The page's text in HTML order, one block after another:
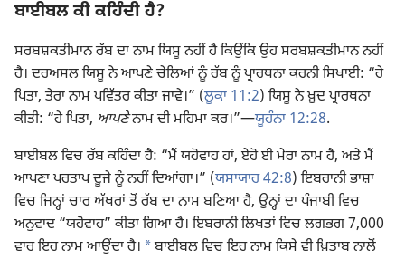
ਬਾਈਬਲ ਕੀ ਕਹਿੰਦੀ ਹੈ?
ਸਰਬਸ਼ਕਤੀਮਾਨ ਰੱਬ ਦਾ ਨਾਮ ਯਿਸੂ ਨਹੀਂ ਹੈ ਕਿਉਂਕਿ ਉਹ ਸਰਬਸ਼ਕਤੀਮਾਨ ਨਹੀਂ
ਹੈ। ਦਰਅਸਲ ਯਿਸੂ ਨੇ ਆਪਣੇ ਚੇਲਿਆਂ ਨੂੰ ਰੱਬ ਨੂੰ ਪ੍ਰਾਰਥਨਾ ਕਰਨੀ ਸਿਖਾਈ: “ਹੇ
ਪਿਤਾ, ਤੇਰਾ ਨਾਮ ਪਵਿੱਤਰ ਕੀਤਾ ਜਾਵੇ।” (ਲੂਕਾ 11:2) ਯਿਸੂ ਨੇ ਖ਼ੁਦ ਪ੍ਰਾਰਥਨਾ
ਕੀਤੀ: “ਹੇ ਪਿਤਾ, ਆਪਣੇਨਾਮ ਦੀ ਮਹਿਮਾ ਕਰ।”​—ਯੂਹੰਨਾ 12:28.
ਬਾਈਬਲ ਵਿਚ ਰੱਬ ਕਹਿੰਦਾ ਹੈ: “ਮੈਂ ਯਹੋਵਾਹ ਹਾਂ, ਏਹੋ ਈ ਮੇਰਾ ਨਾਮ ਹੈ, ਅਤੇ ਮੈਂ
ਆਪਣਾ ਪਰਤਾਪ ਦੂਜੇ ਨੂੰ ਨਹੀਂ ਦਿਆਂਗਾ।” (ਯਸਾਯਾਹ 42:8) ਇਬਰਾਨੀ ਭਾਸ਼ਾ
ਵਿਚ ਜਿਨ੍ਹਾਂ ਚਾਰ ਅੱਖਰਾਂ ਤੋਂ ਰੱਬ ਦਾ ਨਾਮ ਬਣਿਆ ਹੈ, ਉਨ੍ਹਾਂ ਦਾ ਪੰਜਾਬੀ ਵਿਚ
ਅਨੁਵਾਦ “ਯਹੋਵਾਹ” ਕੀਤਾ ਗਿਆ ਹੈ। ਇਬਰਾਨੀ ਲਿਖਤਾਂ ਵਿਚ ਲਗਭਗ 7,000
ਵਾਰ ਇਹ ਨਾਮ ਆਉਂਦਾ ਹੈ। aਬਾਈਬਲ ਵਿਚ ਇਹ ਨਾਮ ਕਿਸੇ ਵੀ ਖ਼ਿਤਾਬ ਨਾਲੋਂ